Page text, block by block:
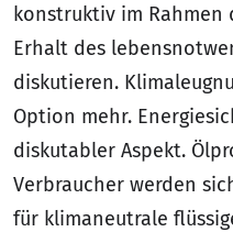
konstruktiv im Rahmen
Erhalt des
diskutieren.
Option mehr.
diskutabler Aspekt.
Verbraucher werden
für klimaneutrale